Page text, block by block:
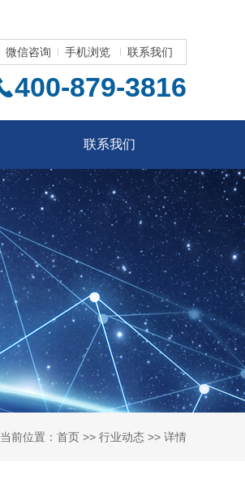
微信咨询 手机浏览 联系我们
400-879-3816
联系我们
当前位置： 首页 >> 行业动态 >> 详情